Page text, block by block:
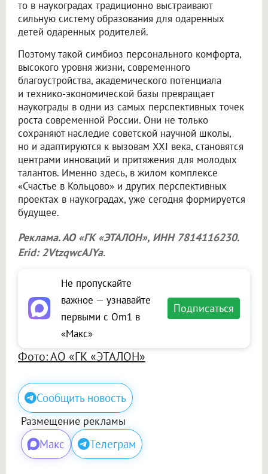
то в наукоградах традиционно выстраивают
сильную систему образования для одаренных
детей одаренных родителей.
Поэтому такой симбиоз персонального комфорта,
высокого уровня жизни, современного
благоустройства, академического потенциала
и технико-экономической базы превращает
наукограды в одни из самых перспективных точек
роста современной России. Они не только
сохраняют наследие советской научной школы,
но и адаптируются к вызовам XXI века, становятся
центрами инноваций и притяжения для молодых
талантов. Именно здесь, в жилом комплексе
«Счастье в Кольцово» и других перспективных
проектах в наукоградах, уже сегодня формируется
будущее.
Реклама. АО «ГК «ЭТАЛОН», ИНН 7814116230.
Erid: 2VtzqwcAJYa.
Не пропускайте
важное — узнавайте
первыми с Om1 в
«Макс»
Подписаться
Фото: АО «ГК «ЭТАЛОН»
Сообщить новость
Размещение рекламы
Макс Телеграм